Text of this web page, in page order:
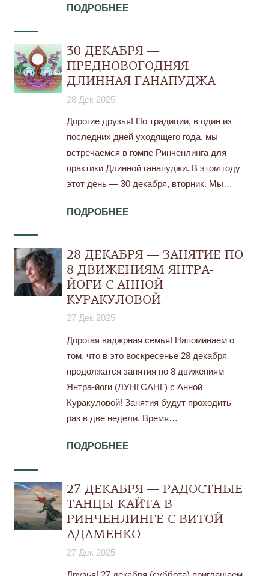
ПОДРОБНЕЕ
30 ДЕКАБРЯ —
ПРЕДНОВОГОДНЯЯ
ДЛИННАЯ ГАНАПУДЖА
28 Дек 2025
Дорогие друзья! По традиции, в один из
последних дней уходящего года, мы
встречаемся в гомпе Ринченлинга для
практики Длинной ганапуджи. В этом году
этот день — 30 декабря, вторник. Мы…
ПОДРОБНЕЕ
28 ДЕКАБРЯ — ЗАНЯТИЕ ПО
8 ДВИЖЕНИЯМ ЯНТРА-
ЙОГИ С АННОЙ
КУРАКУЛОВОЙ
27 Дек 2025
Дорогая ваджрная семья! Напоминаем о
том, что в это воскресенье 28 декабря
продолжатся занятия по 8 движениям
Янтра-йоги (ЛУНГСАНГ) c Анной
Куракуловой! Занятия будут проходить
раз в две недели. Время…
ПОДРОБНЕЕ
27 ДЕКАБРЯ — РАДОСТНЫЕ
ТАНЦЫ КАЙТА В
РИНЧЕНЛИНГЕ С ВИТОЙ
АДАМЕНКО
27 Дек 2025